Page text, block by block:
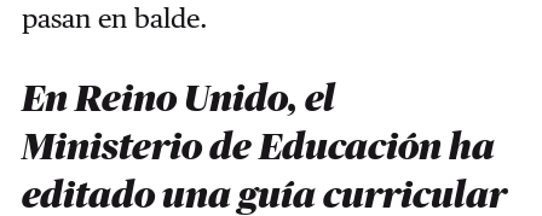
pasan en balde.
En Reino Unido, el
Ministerio de Educación ha
editado una guía curricular